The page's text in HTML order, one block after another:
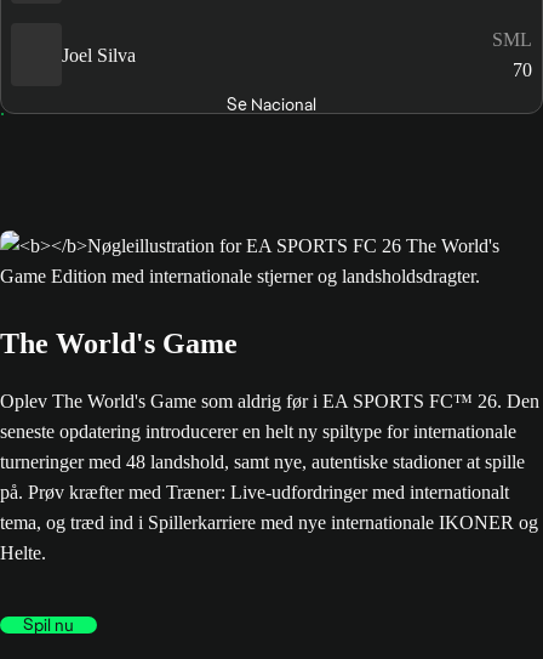
Joel Silva
SML
70
Se Nacional
The World's Game
Oplev The World's Game som aldrig før i EA SPORTS FC™ 26. Den
seneste opdatering introducerer en helt ny spiltype for internationale
turneringer med 48 landshold, samt nye, autentiske stadioner at spille
på. Prøv kræfter med Træner: Live-udfordringer med internationalt
tema, og træd ind i Spillerkarriere med nye internationale IKONER og
Helte.
Spil nu